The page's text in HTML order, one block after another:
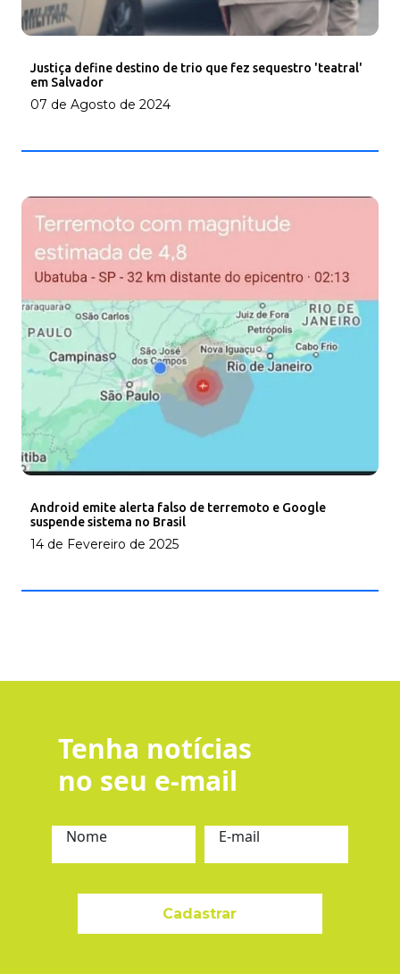
Justiça define destino de trio que fez sequestro 'teatral'
em Salvador
07 de Agosto de 2024
Android emite alerta falso de terremoto e Google
suspende sistema no Brasil
14 de Fevereiro de 2025
Tenha notícias
no seu e-mail
Nome E-mail
Cadastrar